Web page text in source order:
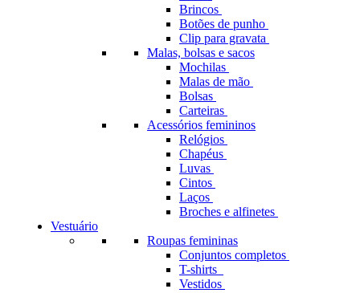
Brincos
Botões de punho
Clip para gravata
Malas, bolsas e sacos
Mochilas
Malas de mão
Bolsas
Carteiras
Acessórios femininos
Relógios
Chapéus
Luvas
Cintos
Laços
Broches e alfinetes
Vestuário
Roupas femininas
Conjuntos completos
T-shirts
Vestidos